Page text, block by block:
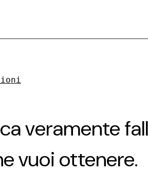
veramente
vuoi ottenere.